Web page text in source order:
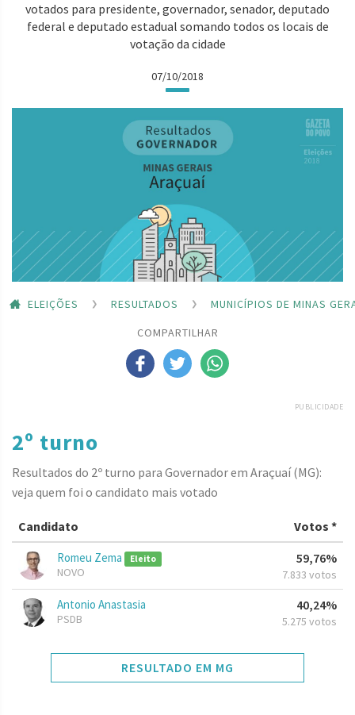
votados para presidente, governador, senador, deputado
federal e deputado estadual somando todos os locais de
votação da cidade
07/10/2018
ELEIÇÕES RESULTADOS
MUNICÍPIOS DE MINAS
COMPARTILHAR
PUBLICIDADE
2º turno
Resultados do 2º turno para Governador em Araçuaí (MG):
veja quem foi o candidato mais votado
Candidato Votos *
Romeu Zema Eleito
NOVO
59,76%
7.833 votos
Antonio Anastasia
PSDB
40,24%
5.275 votos
RESULTADO EM MG